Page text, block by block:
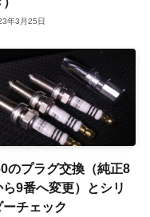
年3月25日
のプラグ交換（純正8
ら9番へ変更）とシリ
ーチェック